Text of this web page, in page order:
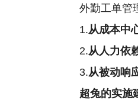
外勤工单管
1.从成本中
2.从人力依
3.从被动响
超兔的实施